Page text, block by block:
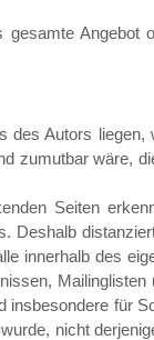
Angebot
des Autors
zumutbar wäre,
Seiten
Deshalb
innerhalb des
insbesondere für
nicht